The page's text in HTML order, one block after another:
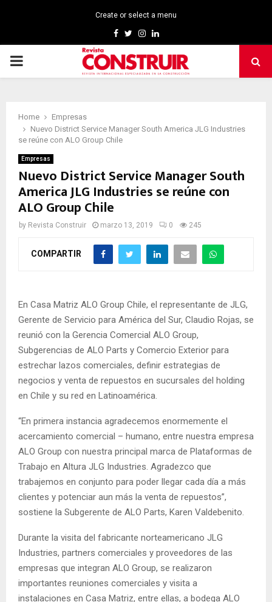
Create or select a menu
Facebook
TwitterInstagram
Linkedin
PRIMARY
Home
Empresas
Nuevo District Service Manager South America JLG Industries
se reúne con ALO Group Chile
Empresas
Nuevo District Service Manager South
America JLG Industries se reúne con
ALO Group Chile
by Revista Construir marzo 13, 2019 0 245
COMPARTIR
En Casa Matriz ALO Group Chile, el representante de JLG,
Gerente de Servicio para América del Sur, Claudio Rojas, se
reunió con la Gerencia Comercial ALO Group,
Subgerencias de ALO Parts y Comercio Exterior para
estrechar lazos comerciales, definir estrategias de
negocios y venta de repuestos en sucursales del holding
en Chile y su red en Latinoamérica.
“En primera instancia agradecemos enormemente el
acercamiento comercial – humano, entre nuestra empresa
ALO Group con nuestra principal marca de Plataformas de
Trabajo en Altura JLG Industries. Agradezco que
trabajemos en conjunto para poder llegar cada día a más
clientes y potenciar aun más la venta de repuestos”,
sostiene la Subgerente de ALO Parts, Karen Valdebenito.
Durante la visita del fabricante norteamericano JLG
Industries, partners comerciales y proveedores de las
empresas que integran ALO Group, se realizaron
importantes reuniones comerciales y visita a
instalaciones en Casa Matriz, entre ellas, a bodega ALO